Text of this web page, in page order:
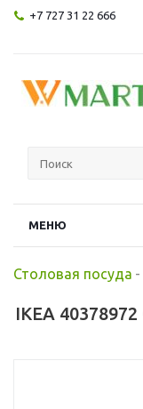
+7 727 31 22 666
МЕНЮ
Столовая посуда -
IKEA